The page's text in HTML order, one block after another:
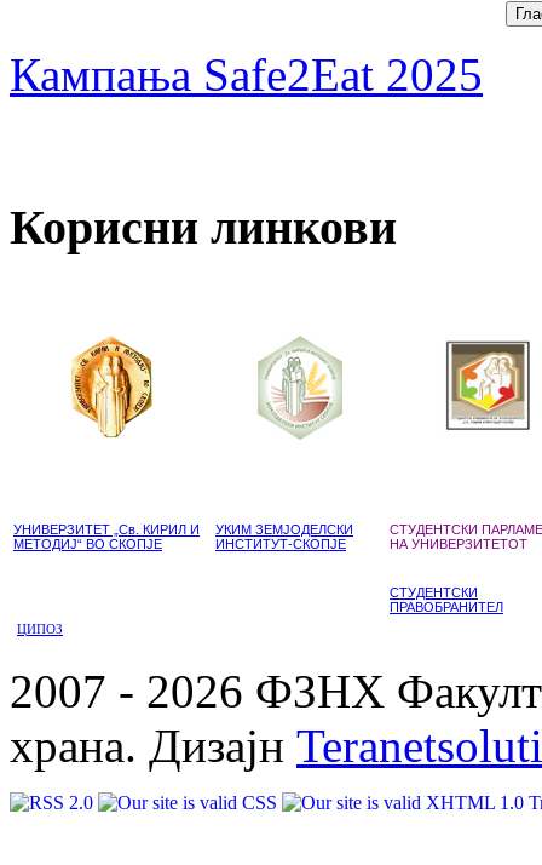
Кампања Safe2Eat 2025
Корисни линкови
УНИВЕРЗИТЕТ „Св. КИРИЛ И
МЕТОДИЈ“ ВО СКОПЈЕ
УКИМ ЗЕМЈОДЕЛСКИ
ИНСТИТУТ-СКОПЈЕ
СТУДЕНТСКИ
НА УНИВЕРЗИТЕТОТ
СТУДЕНТСКИ
ПРАВОБРАНИТЕЛ
ЦИПОЗ
2007 - 2026 ФЗНХ
храна. Дизајн